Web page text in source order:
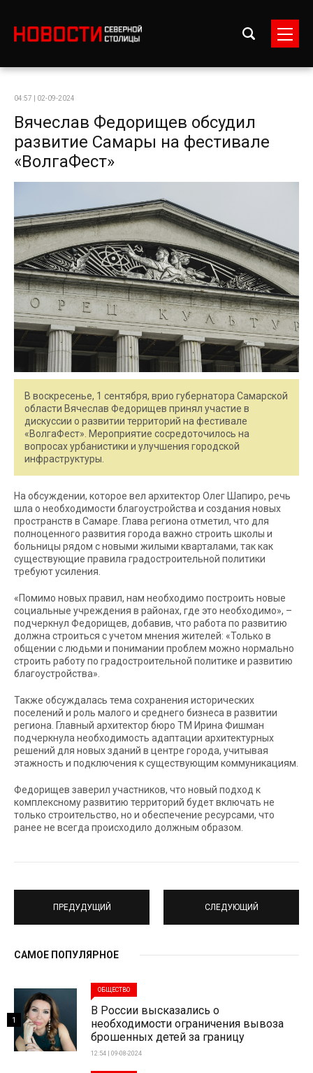
04:57 | 02-09-2024
Вячеслав Федорищев обсудил
развитие Самары на фестивале
«ВолгаФест»
В воскресенье, 1 сентября, врио губернатора Самарской
области Вячеслав Федорищев принял участие в
дискуссии о развитии территорий на фестивале
«ВолгаФест». Мероприятие сосредоточилось на
вопросах урбанистики и улучшения городской
инфраструктуры.
На обсуждении, которое вел архитектор Олег Шапиро, речь
шла о необходимости благоустройства и создания новых
пространств в Самаре. Глава региона отметил, что для
полноценного развития города важно строить школы и
больницы рядом с новыми жилыми кварталами, так как
существующие правила градостроительной политики
требуют усиления.
«Помимо новых правил, нам необходимо построить новые
социальные учреждения в районах, где это необходимо», –
подчеркнул Федорищев, добавив, что работа по развитию
должна строиться с учетом мнения жителей: «Только в
общении с людьми и понимании проблем можно нормально
строить работу по градостроительной политике и развитию
благоустройства».
Также обсуждалась тема сохранения исторических
поселений и роль малого и среднего бизнеса в развитии
региона. Главный архитектор бюро ТМ Ирина Фишман
подчеркнула необходимость адаптации архитектурных
решений для новых зданий в центре города, учитывая
этажность и подключения к существующим коммуникациям.
Федорищев заверил участников, что новый подход к
комплексному развитию территорий будет включать не
только строительство, но и обеспечение ресурсами, что
ранее не всегда происходило должным образом.
ПРЕДУДУЩИЙ СЛЕДУЮЩИЙ
САМОЕ ПОПУЛЯРНОЕ
ОБЩЕСТВО
В России высказались о
необходимости ограничения вывоза
брошенных детей за границу
12:54 | 09-08-2024
1